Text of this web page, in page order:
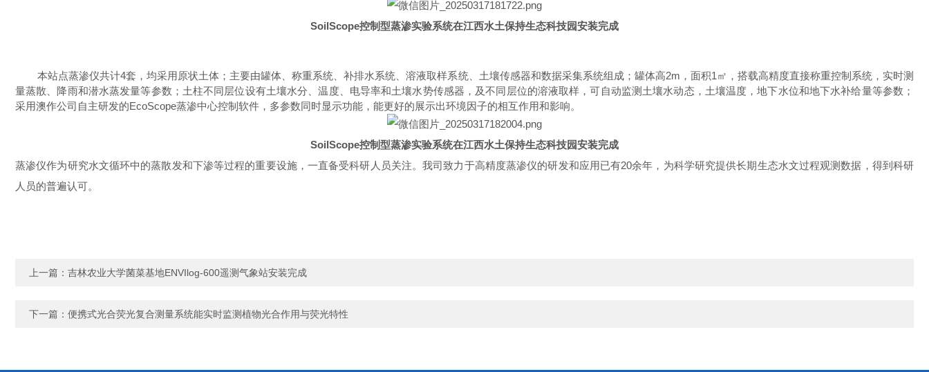
SoilScope控制型蒸渗实验系统在江西水土保持生态科技园安装完成
本站点蒸渗仪共计4套，均采用原状土体；主要由罐体、称重系统、补排水系统、溶液取样系统、土壤传感器和数据采集系统组成； 罐体高2m， 面积1㎡， 搭载高精度直接称重控制系统，实时测
量蒸散、降雨和潜水蒸发量等参数 ；土柱不同层位设有土壤水分、温度、电导率和土壤水势传感器，及不同层位的溶液取样，可自动监测土壤水动态，土壤温度，地下水位和地下水补给量等参数；
采用澳作公司自主研发的EcoScope蒸渗中心控制软件，多参数同时显示功能，能更好的展示出环境因子的相互作用和影响。
SoilScope控制型蒸渗实验系统在江西水土保持生态科技园安装完成
蒸渗仪作为研究水文循环中的蒸散发和下渗等过程的重要设施，一直备受科研人员关注。我司致力于高精度蒸渗仪的研发和应用已有20余年，为科学研究提供长期生态水文过程观测数据，得到科研
人员的普遍认可。
上一篇： 吉林农业大学菌菜基地ENVIlog-600遥测气象站安装完成
下一篇： 便携式光合荧光复合测量系统能实时监测植物光合作用与荧光特性